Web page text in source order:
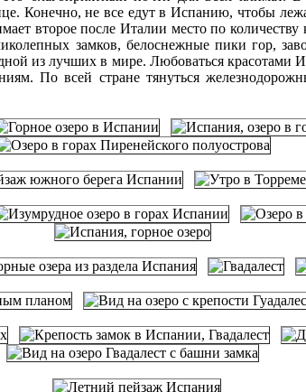
Конечно, не все едут в Испанию, чтобы
второе после Италии место по
замков, белоснежные пики гор,
из лучших в мире. Любоваться красотами
По всей стране тянуться